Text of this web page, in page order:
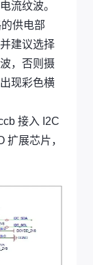
流纹波。
供电部
建议选择
，否则摄
现彩色横
接入 I2C
扩展芯片，